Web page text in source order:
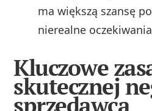
ma większą szansę
nierealne
Kluczowe
skutecznej
sprzedawcą